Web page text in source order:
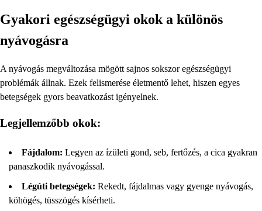
Gyakori egészségügyi okok a különös
nyávogásra
A nyávogás megváltozása mögött sajnos sokszor egészségügyi
problémák állnak. Ezek felismerése életmentő lehet, hiszen egyes
betegségek gyors beavatkozást igényelnek.
Legjellemzőbb okok:
Fájdalom: Legyen az ízületi gond, seb, fertőzés, a cica gyakran
panaszkodik nyávogással.
Légúti betegségek: Rekedt, fájdalmas vagy gyenge nyávogás,
köhögés, tüsszögés kísérheti.